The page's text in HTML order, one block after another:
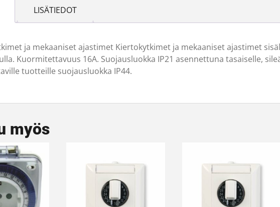
LISÄTIEDOT
ja mekaaniset ajastimet Kiertokytkimet ja mekaaniset ajastimet
Kuormitettavuus 16A. Suojausluokka IP21 asennettuna tasaiselle,
tuotteille suojausluokka IP44.
myös